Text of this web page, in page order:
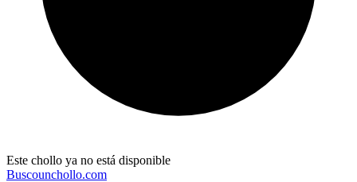
Este chollo ya no está disponible
Buscounchollo.com